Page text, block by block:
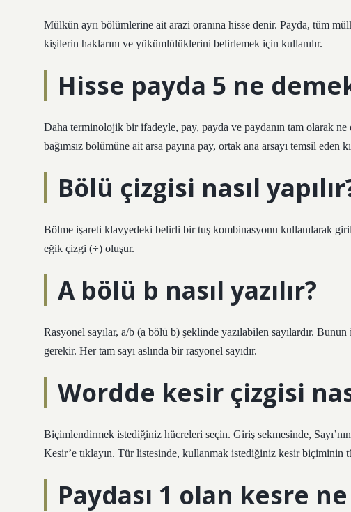
Mülkün ayrı bölümlerine ait arazi oranına hisse denir. Payda, tüm
kişilerin haklarını ve yükümlülüklerini belirlemek için kullanılır.
Hisse payda 5 ne
Daha terminolojik bir ifadeyle, pay, payda ve paydanın tam olarak ne
bağımsız bölümüne ait arsa payına pay, ortak ana arsayı temsil eden
Bölü çizgisi nasıl
Bölme işareti klavyedeki belirli bir tuş kombinasyonu kullanılarak
eğik çizgi (÷) oluşur.
A bölü b nasıl yazılır?
Rasyonel sayılar, a/b (a bölü b) şeklinde yazılabilen sayılardır. Bunun
gerekir. Her tam sayı aslında bir rasyonel sayıdır.
Wordde kesir çizgisi
Biçimlendirmek istediğiniz hücreleri seçin. Giriş sekmesinde,
Kesir’e tıklayın. Tür listesinde, kullanmak istediğiniz kesir biçiminin
Paydası 1 olan kesre